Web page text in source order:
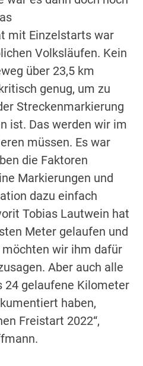
mit Einzelstarts war
Volksläufen. Kein
über 23,5 km
genug, um zu
Streckenmarkierung
ist. Das werden wir im
müssen. Es war
die Faktoren
Markierungen und
dazu einfach
Tobias Lautwein hat
Meter gelaufen und
wir ihm dafür
Aber auch alle
24 gelaufene Kilometer
haben,
Freistart 2022“,